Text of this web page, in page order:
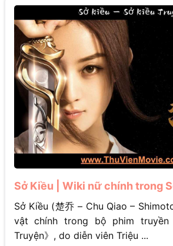
Sở Kiều | Wiki nữ chính trong
Sở Kiều (楚乔 – Chu Qiao –
vật chính trong bộ phim truyền
Truyện》, do diễn viên Triệu ...